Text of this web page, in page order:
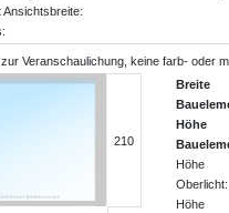
Ansichtsbreite:
Veranschaulichung, keine farb- oder
210
Breite
Höhe
Höhe
Oberlicht:
Höhe